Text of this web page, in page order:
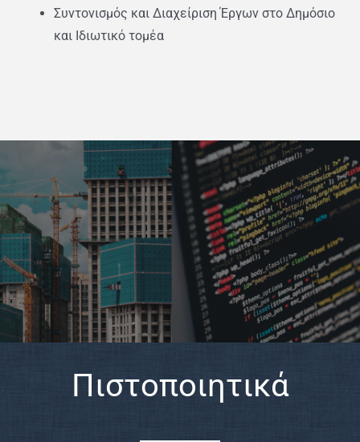
Συντονισμός και Διαχείριση Έργων στο Δημόσιο
και Ιδιωτικό τομέα
Πιστοποιητικά